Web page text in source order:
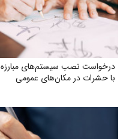
درخواست نصب سیستم‌های مبارزه
با حشرات در مکان‌های عمومی